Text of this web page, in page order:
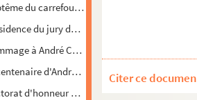
du carrefour des Hommes de la Route
du jury du festival de Cannes
à André Chamson à Courbevoie
d'André Chamson
d'honneur ès lettres (documents en
Citer ce